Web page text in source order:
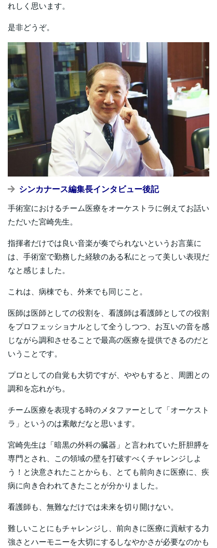
れしく思います。
是非どうぞ。
シンカナース編集長インタビュー後記
手術室におけるチーム医療をオーケストラに例えてお話い
ただいた宮崎先生。
指揮者だけでは良い音楽が奏でられないというお言葉に
は、手術室で勤務した経験のある私にとって美しい表現だ
なと感じました。
これは、病棟でも、外来でも同じこと。
医師は医師としての役割を、看護師は看護師としての役割
をプロフェッショナルとして全うしつつ、お互いの音を感
じながら調和させることで最高の医療を提供できるのだと
いうことです。
プロとしての自覚も大切ですが、ややもすると、周囲との
調和を忘れがち。
チーム医療を表現する時のメタファーとして「オーケスト
ラ」というのは素敵だなと思います。
宮崎先生は「暗黒の外科の臓器」と言われていた肝胆膵を
専門とされ、この領域の壁を打破すべくチャレンジしよ
う！と決意されたことからも、とても前向きに医療に、疾
病に向き合われてきたことが分かりました。
看護師も、無難なだけでは未来を切り開けない。
難しいことにもチャレンジし、前向きに医療に貢献する力
強さとハーモニーを大切にするしなやかさが必要なのかも